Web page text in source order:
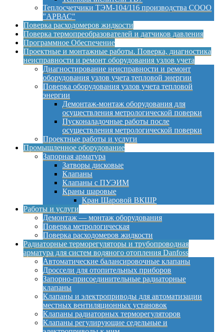
Теплосчетчики ТЭМ-104/116 производства СООО
"АРВАС"
Поверка расходомеров жидкости
Поверка термопреобразователей и датчиков давления
Программное Обеспечение
Проектные и монтажные работы. Поверка, диагностика
неисправности и ремонт оборудования узлов учета
Диагностирование неисправности и ремонт
оборудования узлов учета тепловой энергии
Поверка оборудования узлов учета тепловой
энергии
Демонтаж-монтаж оборудования для
осуществления метрологической поверки
Пусконаладочные работы после
осуществления метрологической поверки
Проектные работы и услуги
Промышленное оборудование
Запорная арматура
Затворы дисковые
Клапаны
Клапаны с ПУЭИМ
Краны шаровые
Кран Шаровой ВКШР
Работы и услуги
Демонтаж — монтаж оборудования
Поверка метрологическая
Поверка расходомеров жидкости
Радиаторные терморегуляторы и трубопроводная
арматура для систем водяного отопления Danfoss
Автоматические балансировочные клапаны
Дроссели для отопительных приборов
Запорно-присоединительные радиаторные
клапаны
Клапаны и электроприводы для автоматизации
местных вентиляционных установок
Клапаны радиаторных терморегуляторов
Клапаны регулирующие седельные и